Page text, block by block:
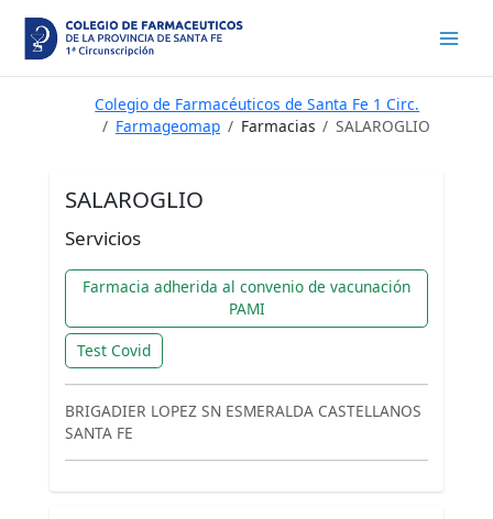
contenido
Colegio de Farmacéuticos de Santa Fe 1 Circ.
Farmageomap
Farmacias SALAROGLIO
SALAROGLIO
Servicios
Farmacia adherida al convenio de vacunación
PAMI
Test Covid
BRIGADIER LOPEZ SN ESMERALDA CASTELLANOS
SANTA FE